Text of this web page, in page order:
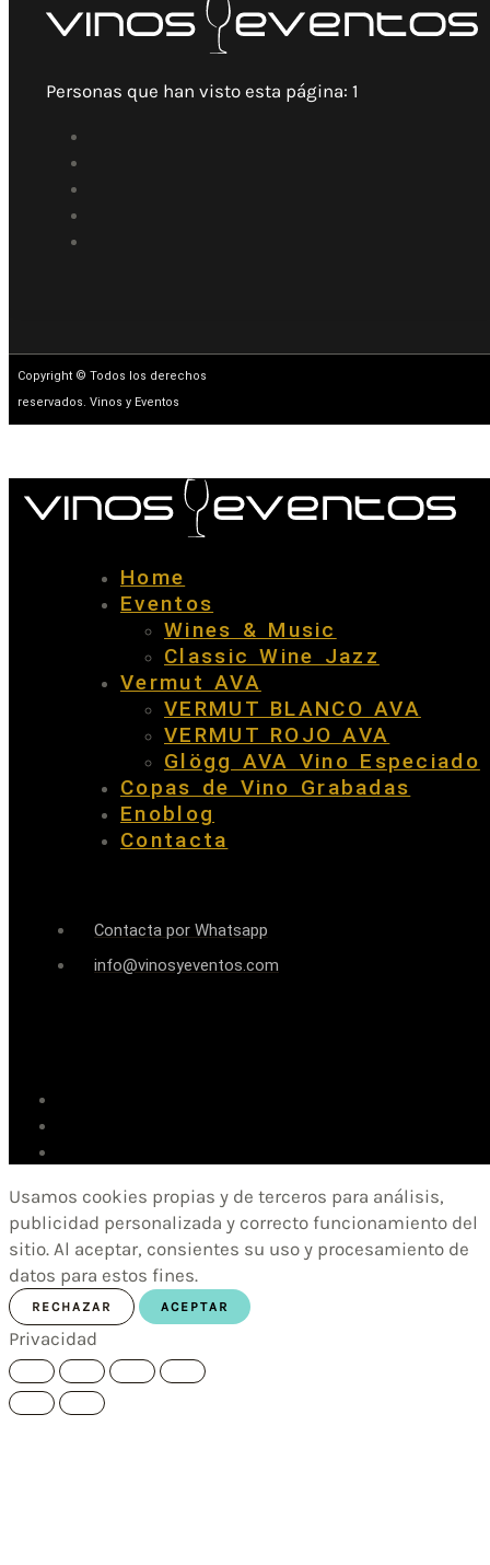
Personas que han visto esta página: 1
Copyright © Todos los derechos
reservados. Vinos y Eventos
Home
Eventos
Wines & Music
Classic Wine Jazz
Vermut AVA
VERMUT BLANCO AVA
VERMUT ROJO AVA
Glögg AVA Vino Especiado
Copas de Vino Grabadas
Enoblog
Contacta
Contacta por Whatsapp
info@vinosyeventos.com
Usamos cookies propias y de terceros para análisis,
publicidad personalizada y correcto funcionamiento del
sitio. Al aceptar, consientes su uso y procesamiento de
datos para estos fines.
RECHAZAR ACEPTAR
Privacidad